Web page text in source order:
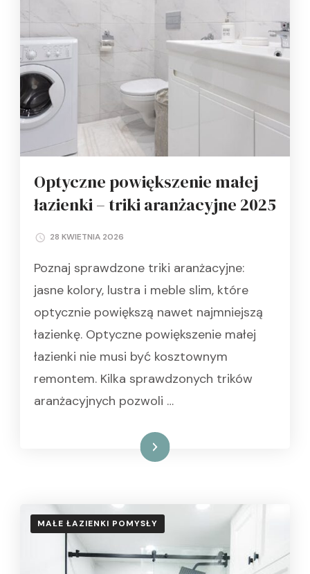
Optyczne powiększenie małej
łazienki – triki aranżacyjne 2025
28 KWIETNIA 2026
Poznaj sprawdzone triki aranżacyjne:
jasne kolory, lustra i meble slim, które
optycznie powiększą nawet najmniejszą
łazienkę. Optyczne powiększenie małej
łazienki nie musi być kosztownym
remontem. Kilka sprawdzonych trików
aranżacyjnych pozwoli …
Czytaj dalej
MAŁE ŁAZIENKI POMYSŁY